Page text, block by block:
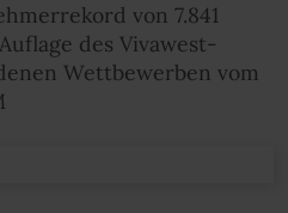
von 7.841
des Vivawest-
Wettbewerben vom